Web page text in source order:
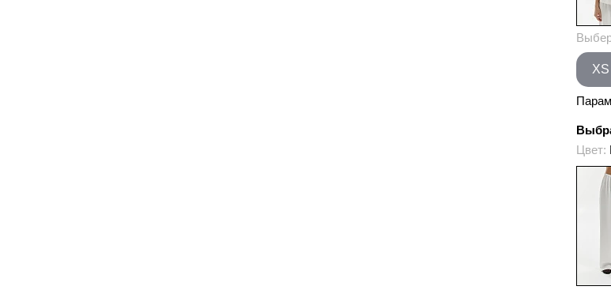
XS
Цвет: